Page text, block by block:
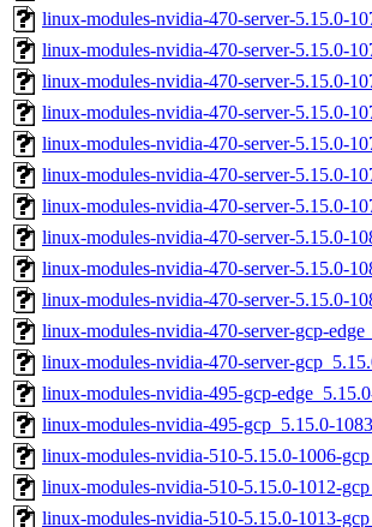
linux-modules-nvidia-470-server-5.15.0-
linux-modules-nvidia-470-server-5.15.0-
linux-modules-nvidia-470-server-5.15.0-
linux-modules-nvidia-470-server-5.15.0-
linux-modules-nvidia-470-server-5.15.0-
linux-modules-nvidia-470-server-5.15.0-
linux-modules-nvidia-470-server-5.15.0-
linux-modules-nvidia-470-server-5.15.0-
linux-modules-nvidia-470-server-5.15.0-
linux-modules-nvidia-470-server-5.15.0-
linux-modules-nvidia-470-server-gcp-
linux-modules-nvidia-470-server-
linux-modules-nvidia-495-gcp-
linux-modules-nvidia-495-gcp_5.15.0-
linux-modules-nvidia-510-5.15.0-1006-
linux-modules-nvidia-510-5.15.0-1012-
linux-modules-nvidia-510-5.15.0-1013-